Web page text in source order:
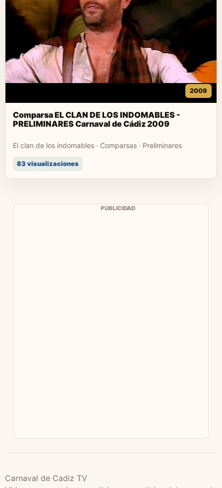
2009
Comparsa EL CLAN DE LOS INDOMABLES -
PRELIMINARES Carnaval de Cádiz 2009
El clan de los indomables · Comparsas · Preliminares
83 visualizaciones
PUBLICIDAD
Carnaval de Cadiz TV